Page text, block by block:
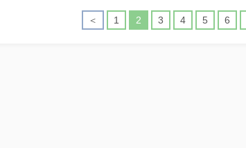
＜ 1 2 3 4 5 6